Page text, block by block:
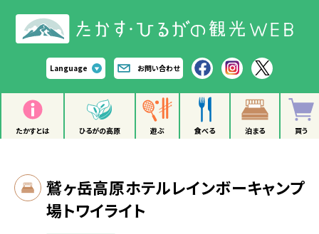
Language お問い合わせ
たかすとは ひるがの高原 遊ぶ 食べる 泊まる 買う
鷲ヶ岳高原ホテルレインボーキャンプ
場トワイライト